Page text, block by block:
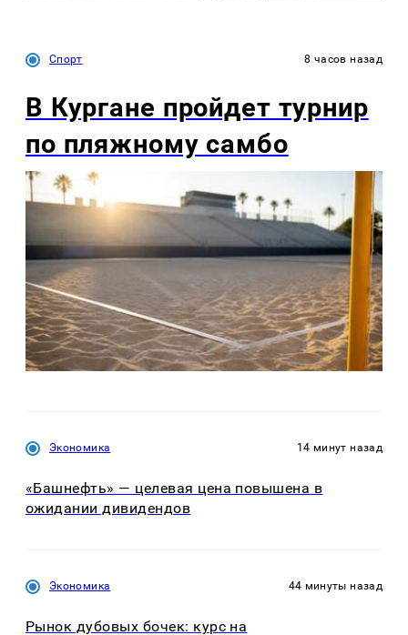
Спорт 8 часов назад
В Кургане пройдет турнир
по пляжному самбо
Экономика 14 минут назад
«Башнефть» — целевая цена повышена в
ожидании дивидендов
Экономика 44 минуты назад
Рынок дубовых бочек: курс на